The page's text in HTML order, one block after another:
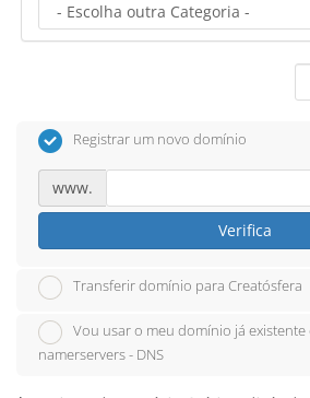
Registrar um novo domínio
www.
Verifica
Transferir domínio para Creatósfera
Vou usar o meu domínio já existente
namerservers - DNS